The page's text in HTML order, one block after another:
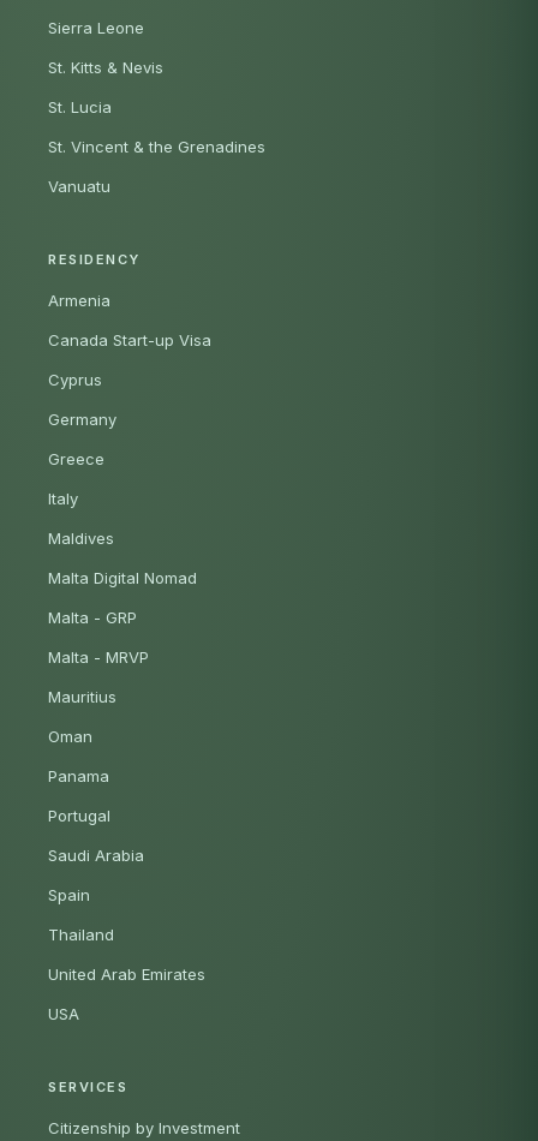
Sierra Leone
St. Kitts & Nevis
St. Lucia
St. Vincent & the Grenadines
Vanuatu
RESIDENCY
Armenia
Canada Start-up Visa
Cyprus
Germany
Greece
Italy
Maldives
Malta Digital Nomad
Malta - GRP
Malta - MRVP
Mauritius
Oman
Panama
Portugal
Saudi Arabia
Spain
Thailand
United Arab Emirates
USA
SERVICES
Citizenship by Investment